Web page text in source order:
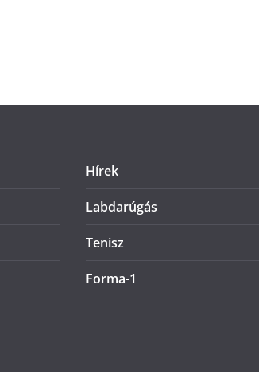
Hírek
Labdarúgás
Tenisz
Forma-1